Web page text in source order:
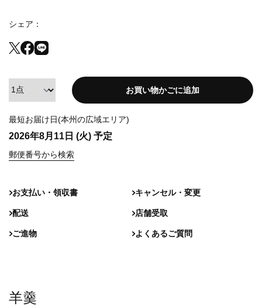
シェア
お買い物かごに追加
最短お届け日(本州の広域エリア)
2026年8月11日 (火) 予定
郵便番号から検索
お支払い・領収書 キャンセル・変更
配送 店舗受取
ご進物 よくあるご質問
羊羹